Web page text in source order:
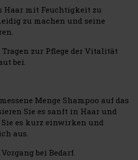
Haar mit Feuchtigkeit zu
zu machen und seine
Tragen zur Pflege der Vitalität
bei.
Menge Shampoo auf das
Sie es sanft in Haar und
es kurz einwirken und
aus.
bei Bedarf.